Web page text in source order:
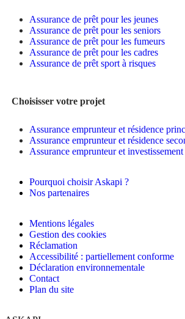
Assurance de prêt pour les jeunes
Assurance de prêt pour les seniors
Assurance de prêt pour les fumeurs
Assurance de prêt pour les cadres
Assurance de prêt sport à risques
Choisisser votre projet
Assurance emprunteur et résidence
Assurance emprunteur et résidence
Assurance emprunteur et
Pourquoi choisir Askapi ?
Nos partenaires
Mentions légales
Gestion des cookies
Réclamation
Accessibilité : partiellement conforme
Déclaration environnementale
Contact
Plan du site